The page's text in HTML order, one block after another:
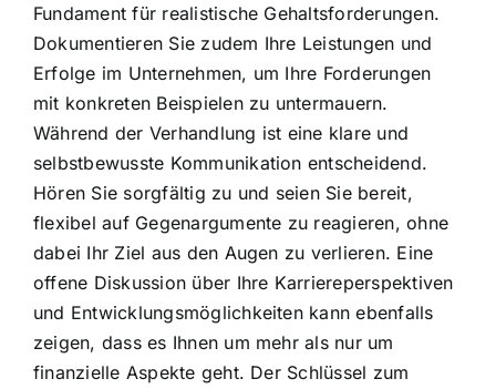
Fundament für realistische Gehaltsforderungen.
Dokumentieren Sie zudem Ihre Leistungen und
Erfolge im Unternehmen, um Ihre Forderungen
mit konkreten Beispielen zu untermauern.
Während der Verhandlung ist eine klare und
selbstbewusste Kommunikation entscheidend.
Hören Sie sorgfältig zu und seien Sie bereit,
flexibel auf Gegenargumente zu reagieren, ohne
dabei Ihr Ziel aus den Augen zu verlieren. Eine
offene Diskussion über Ihre Karriereperspektiven
und Entwicklungsmöglichkeiten kann ebenfalls
zeigen, dass es Ihnen um mehr als nur um
finanzielle Aspekte geht. Der Schlüssel zum